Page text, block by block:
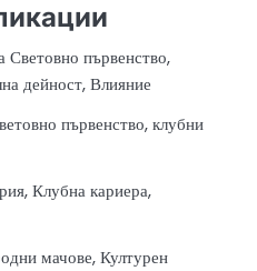
първенство,
дейност, Влияние
първенство, клубни
Клубна кариера,
мачове, Културен